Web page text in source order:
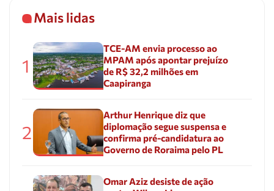
Mais lidas
1
TCE-AM envia processo ao
MPAM após apontar prejuízo
de R$ 32,2 milhões em
Caapiranga
2
Arthur Henrique diz que
diplomação segue suspensa e
confirma pré-candidatura ao
Governo de Roraima pelo PL
Omar Aziz desiste de ação